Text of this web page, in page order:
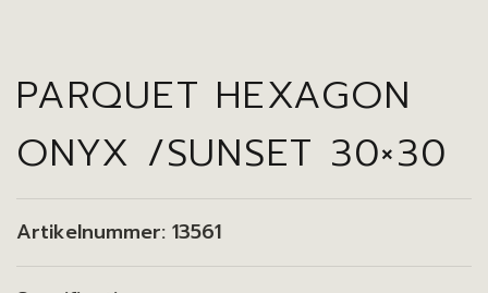
PARQUET HEXAGON
ONYX /SUNSET 30×30
Artikelnummer: 13561